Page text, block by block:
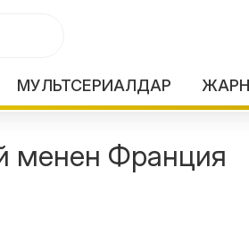
МУЛЬТСЕРИАЛДАР
менен Франция